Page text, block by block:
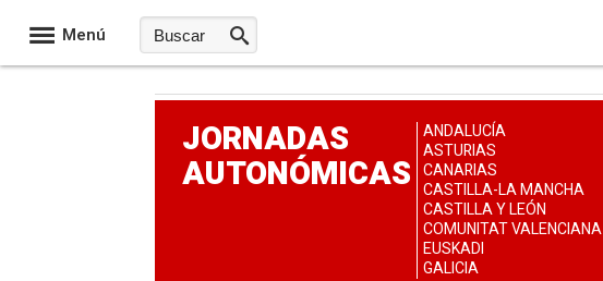
Menú
JORNADAS
AUTONÓMICAS
ANDALUCÍA
ASTURIAS
CANARIAS
CASTILLA-LA MANCHA
CASTILLA Y LEÓN
COMUNITAT VALENCIANA
EUSKADI
GALICIA